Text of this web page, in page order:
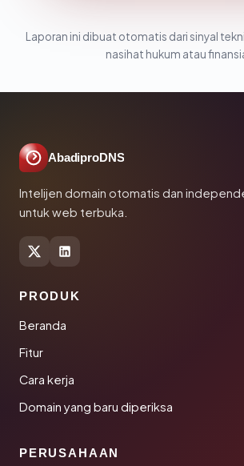
Laporan ini dibuat otomatis dari sinyal
nasihat hukum atau
AbadiproDNS
Intelijen domain otomatis dan
untuk web terbuka.
PRODUK
Beranda
Fitur
Cara kerja
Domain yang baru diperiksa
PERUSAHAAN